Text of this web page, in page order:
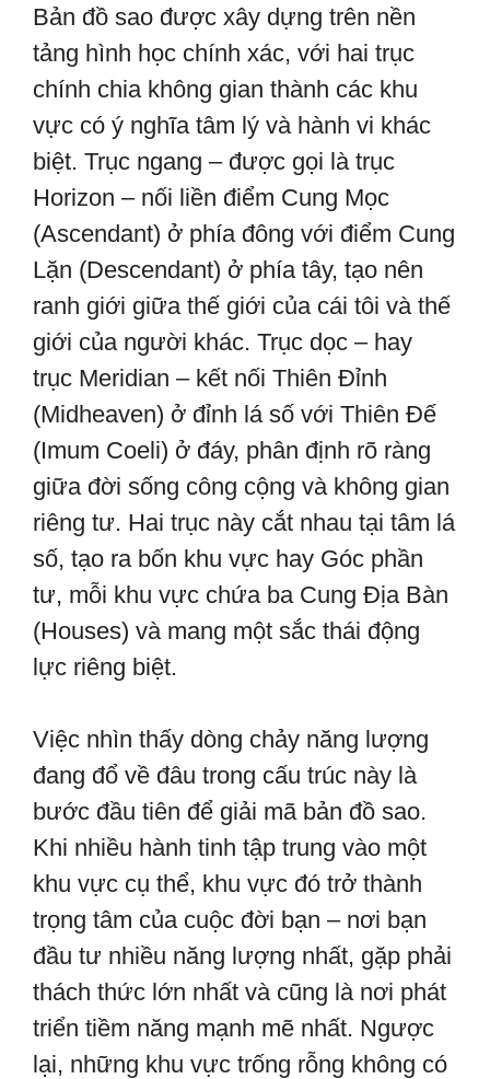
Bản đồ sao được xây dựng trên nền
tảng hình học chính xác, với hai trục
chính chia không gian thành các khu
vực có ý nghĩa tâm lý và hành vi khác
biệt. Trục ngang – được gọi là trục
Horizon – nối liền điểm Cung Mọc
(Ascendant) ở phía đông với điểm Cung
Lặn (Descendant) ở phía tây, tạo nên
ranh giới giữa thế giới của cái tôi và thế
giới của người khác. Trục dọc – hay
trục Meridian – kết nối Thiên Đỉnh
(Midheaven) ở đỉnh lá số với Thiên Đế
(Imum Coeli) ở đáy, phân định rõ ràng
giữa đời sống công cộng và không gian
riêng tư. Hai trục này cắt nhau tại tâm lá
số, tạo ra bốn khu vực hay Góc phần
tư, mỗi khu vực chứa ba Cung Địa Bàn
(Houses) và mang một sắc thái động
lực riêng biệt.
Việc nhìn thấy dòng chảy năng lượng
đang đổ về đâu trong cấu trúc này là
bước đầu tiên để giải mã bản đồ sao.
Khi nhiều hành tinh tập trung vào một
khu vực cụ thể, khu vực đó trở thành
trọng tâm của cuộc đời bạn – nơi bạn
đầu tư nhiều năng lượng nhất, gặp phải
thách thức lớn nhất và cũng là nơi phát
triển tiềm năng mạnh mẽ nhất. Ngược
lại, những khu vực trống rỗng không có